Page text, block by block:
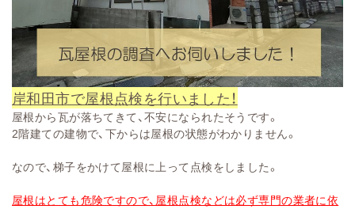
岸和田市で屋根点検を行いました！
屋根から瓦が落ちてきて、不安になられたそうです。
2階建ての建物で、下からは屋根の状態がわかりません。
なので、梯子をかけて屋根に上って点検をしました。
屋根はとても危険ですので、屋根点検などは必ず専門の業者に依